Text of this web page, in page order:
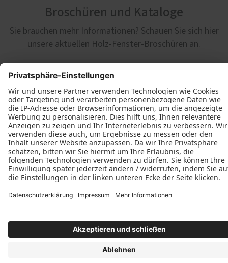
dem Werterhaltungs- oder Pflege-Set von
haben, gerne beschaffen.
Oberfläche - innen wie außen - auf
Beschädigungen sowie die Wartung der
Beschläge.
Sie möchten die Wartung Ihrer Holz-Fenster in
unsere Hände geben? Sprechen Sie uns an. Wir
erstellen Ihnen gerne ein Angebot für eine
jährliche Fenster-Wartung.
Broschüren und Kataloge
Sie brauchen mehr Informationen? Schauen Sie sich hier
unsere aktuellen Holz-Fenster-Broschüren an.
Holz- und Holz-Aluminium-Fenster
PDF | 4 MB